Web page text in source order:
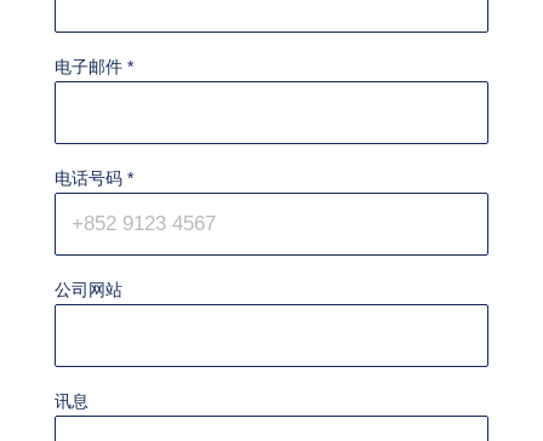
电子邮件 *
电话号码 *
公司网站
讯息